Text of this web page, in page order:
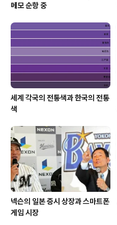
메모 순항 중
세계 각국의 전통색과 한국의 전통
색
넥슨의 일본 증시 상장과 스마트폰
게임 시장